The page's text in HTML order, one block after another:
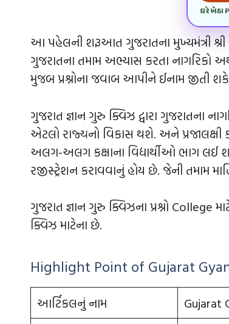
ઘરે બેઠા
આ પહેલની શરૂઆત ગુજરાતના મુખ્યમંત્રી શ્રી
ગુજરાતના તમામ અભ્યાસ કરતા નાગરિકો
મુજબ પ્રશ્નોના જવાબ આપીને ઈનામ જીતી
ગુજરાત જ્ઞાન ગુરુ ક્વિઝ દ્વારા ગુજરાતના
એટલો રાજ્યનો વિકાસ થશે. અને પ્રજાલક્ષી
અલગ-અલગ કક્ષાના વિદ્યાર્થીઓ ભાગ લઈ
રજીસ્ટ્રેશન કરાવવાનું હોય છે. જેની તમામ
ગુજરાત જ્ઞાન ગુરુ ક્વિઝના પ્રશ્નો College
ક્વિઝ માટેના છે.
Highlight Point of Gujarat
આર્ટિકલનું નામ
Gujarat